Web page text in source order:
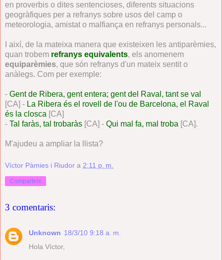
en proverbis o dites sentencioses, diferents situacions
geogràfiques per a refranys sobre usos del camp o
meteorologia, amistat o malfiança en refranys personals...
I així, de la mateixa manera que existeixen les antiparèmies,
quan trobem refranys equivalents, els anomenem
equiparèmies, que són refranys d'un mateix sentit o
anàlegs. Com per exemple:
- Gent de Ribera, gent entera; gent del Raval, tant se val
[CA] - La Ribera és el rovell de l'ou de Barcelona, el Raval
és la closca [CA]
- Tal faràs, tal trobaràs [CA] - Qui mal fa, mal troba [CA].
M'ajudeu a ampliar la llista?
Víctor Pàmies i Riudor a 2:11 p. m.
Comparteix
3 comentaris:
Unknown 18/3/10 9:18 a. m.
Hola Víctor,